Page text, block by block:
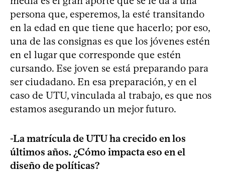
persona que, esperemos, la esté transitando
en la edad en que tiene que hacerlo; por eso,
una de las consignas es que los jóvenes estén
en el lugar que corresponde que estén
cursando. Ese joven se está preparando para
ser ciudadano. En esa preparación, y en el
caso de UTU, vinculada al trabajo, es que nos
estamos asegurando un mejor futuro.
-La matrícula de UTU ha crecido en los
últimos años. ¿Cómo impacta eso en el
diseño de políticas?